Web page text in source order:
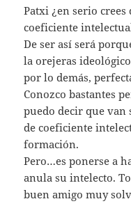
Patxi ¿en serio crees
coeficiente
De ser así será
la orejeras
por lo demás,
Conozco bastantes
puedo decir que van
de coeficiente
formación.
Pero…es ponerse a
anula su intelecto.
buen amigo muy